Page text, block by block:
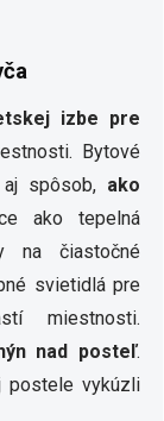
izbe pre
Bytové
spôsob, ako
ako tepelná
na čiastočné
svietidlá pre
miestnosti.
nad posteľ.
postele vykúzli